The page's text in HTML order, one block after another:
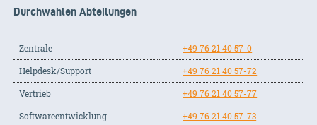
Durchwahlen Abteilungen
Zentrale
+49 76 21 40 57-0
Helpdesk/Support
+49 76 21 40 57-72
Vertrieb
+49 76 21 40 57-77
Softwareentwicklung
+49 76 21 40 57-73